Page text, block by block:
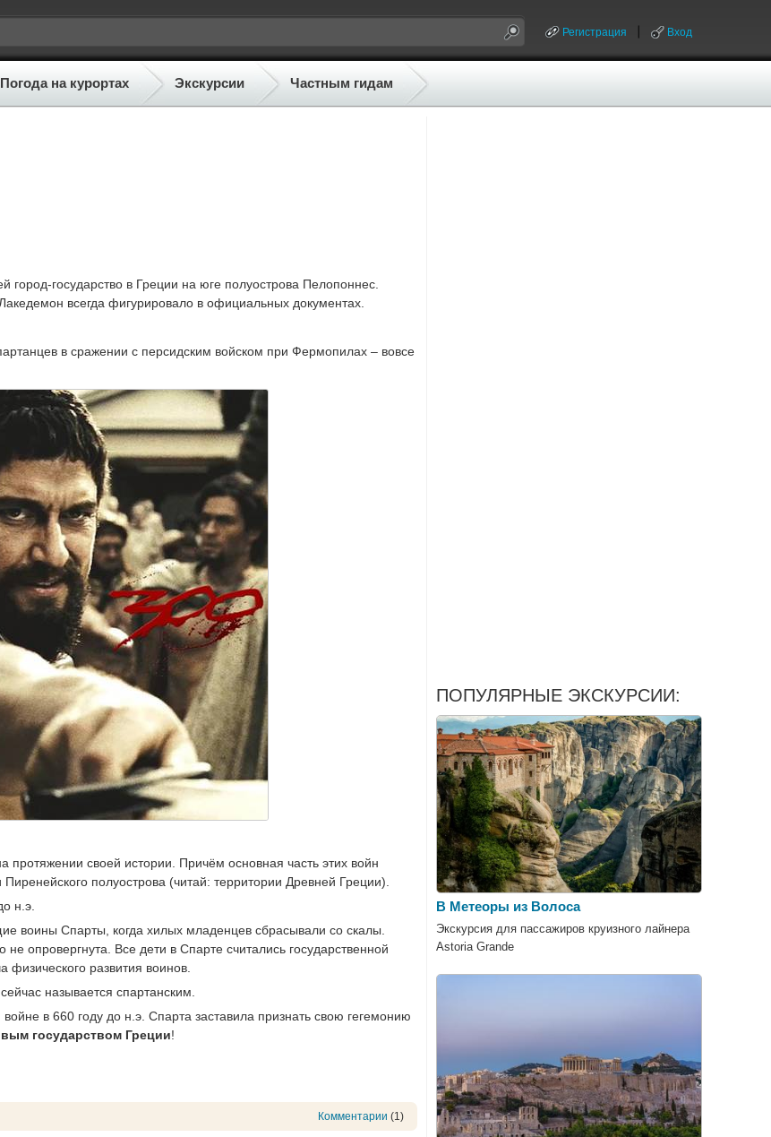
Регистрация Вход
Погода на курортах Экскурсии Частным гидам
город-государство в Греции на юге полуострова Пелопоннес.
всегда фигурировало в официальных документах.
в сражении с персидским войском при Фермопилах – вовсе
протяжении своей истории. Причём основная часть этих войн
полуострова (читай: территории Древней Греции).
н.э.
воины Спарты, когда хилых младенцев сбрасывали со скалы.
опровергнута. Все дети в Спарте считались государственной
физического развития воинов.
называется спартанским.
в 660 году до н.э. Спарта заставила признать свою гегемонию
государством Греции!
Комментарии (1)
ПОПУЛЯРНЫЕ ЭКСКУРСИИ:
В Метеоры из Волоса
Экскурсия для пассажиров круизного лайнера
Astoria Grande